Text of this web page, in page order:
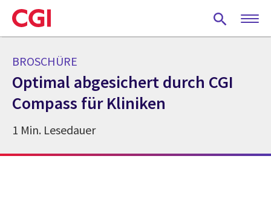
Skip
to
main
BROSCHÜRE
Optimal abgesichert durch CGI
Compass für Kliniken
1 Min. Lesedauer